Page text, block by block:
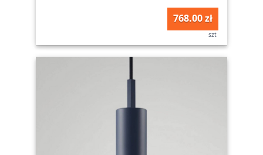
768.00 zł
szt